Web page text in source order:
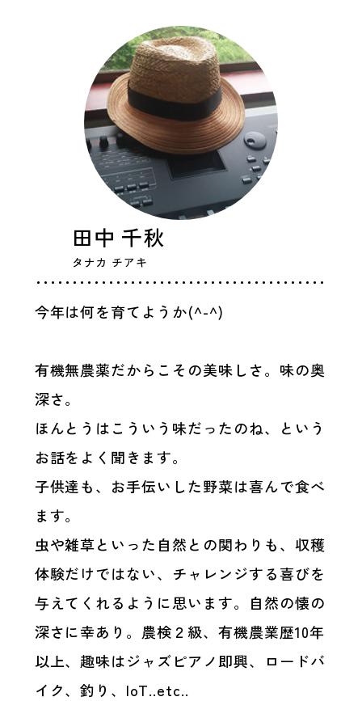
田中 千秋
タナカ チアキ
今年は何を育てようか(^-^)
有機無農薬だからこその美味しさ。味の奥
深さ。
ほんとうはこういう味だったのね、という
お話をよく聞きます。
子供達も、お手伝いした野菜は喜んで食べ
ます。
虫や雑草といった自然との関わりも、収穫
体験だけではない、チャレンジする喜びを
与えてくれるように思います。自然の懐の
深さに幸あり。農検２級、有機農業歴10年
以上、趣味はジャズピアノ即興、ロードバ
イク、釣り、IoT..etc..